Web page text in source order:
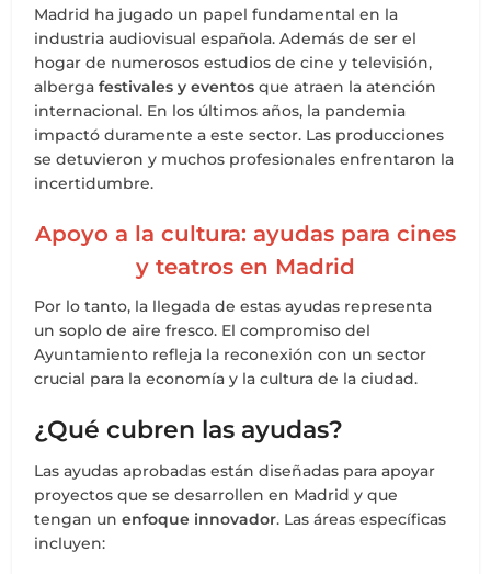
Madrid ha jugado un papel fundamental en la
industria audiovisual española. Además de ser el
hogar de numerosos estudios de cine y televisión,
albergafestivales y eventos que atraen la atención
internacional. En los últimos años, la pandemia
impactó duramente a este sector. Las producciones
se detuvieron y muchos profesionales enfrentaron la
incertidumbre.
Apoyo a la cultura: ayudas para cines
y teatros en Madrid
Por lo tanto, la llegada de estas ayudas representa
un soplo de aire fresco. El compromiso del
Ayuntamiento refleja la reconexión con un sector
crucial para la economía y la cultura de la ciudad.
¿Qué cubren las ayudas?
Las ayudas aprobadas están diseñadas para apoyar
proyectos que se desarrollen en Madrid y que
tengan unenfoque innovador. Las áreas específicas
incluyen: